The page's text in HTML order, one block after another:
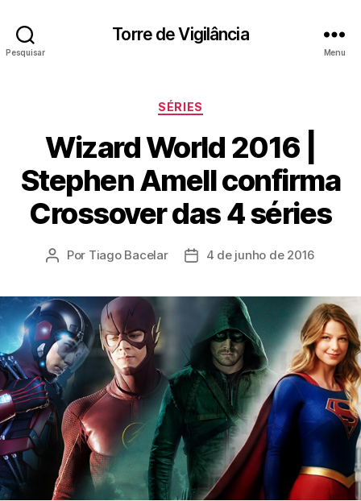
Pesquisar
Torre de Vigilância
Menu
Categorias
SÉRIES
Wizard World 2016 |
Stephen Amell confirma
Crossover das 4 séries
Autor
Por Tiago Bacelar
Data4 de junho de 2016